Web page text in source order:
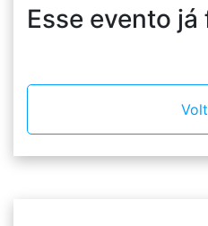
Esse evento